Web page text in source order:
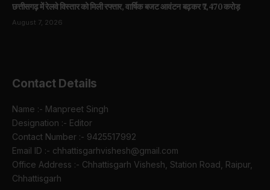
छत्तीसगढ़ में रेलवे विस्तार को मिली रफ्तार, वार्षिक बजट आवंटन बढ़कर ₹7,470 करोड़
August 7, 2026
Contact Details
Name :- Manpreet Singh
Designation :- Editor
Contact Number :- 9425517992
Email ID :- chhattisgarhvishesh@gmail.com
Office Address :- Chhattisgarh Vishesh, Station Road, Raipur,
Chhattisgarh